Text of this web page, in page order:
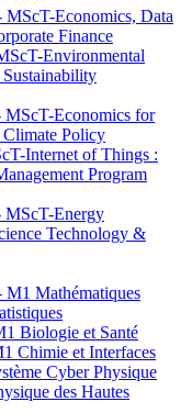
Economics, Data
Finance
Environmental
Economics for
Climate Policy
Internet of Things :
Program
Energy
Technology &
Mathématiques
Biologie et Santé
Chimie et Interfaces
Cyber Physique
des Hautes